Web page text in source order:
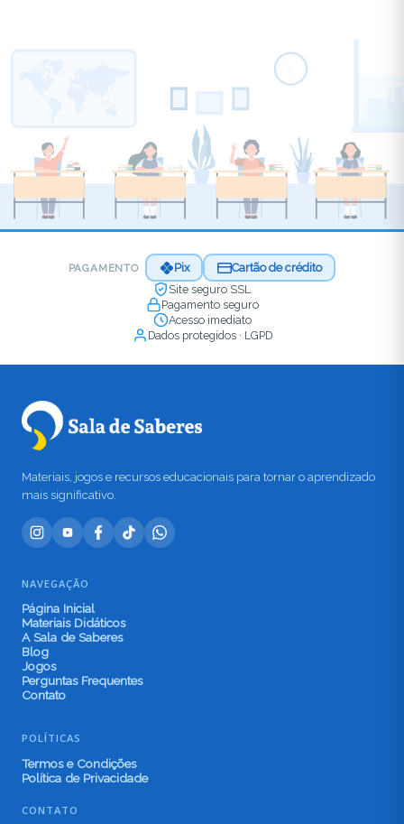
PAGAMENTO Pix
Cartão de crédito
Site seguro SSL
Pagamento seguro
Acesso imediato
Dados protegidos · LGPD
Materiais, jogos e recursos educacionais para tornar o aprendizado
mais significativo.
NAVEGAÇÃO
Página Inicial
Materiais Didáticos
A Sala de Saberes
Blog
Jogos
Perguntas Frequentes
Contato
POLÍTICAS
Termos e Condições
Política de Privacidade
CONTATO